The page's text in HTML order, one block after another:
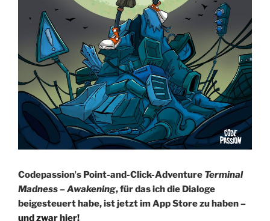
Codepassionʼs Point-and-Click-Adventure Terminal
Madness – Awakening, für das ich die Dialoge
beigesteuert habe, ist jetzt im App Store zu haben –
und zwar hier!